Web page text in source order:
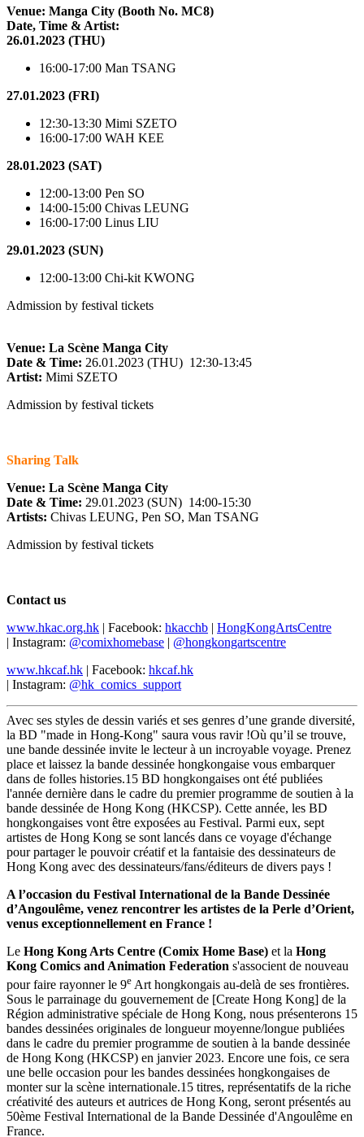
Venue: Manga City (Booth No. MC8)
Date, Time & Artist:
26.01.2023 (THU)
16:00-17:00 Man TSANG
27.01.2023 (FRI)
12:30-13:30 Mimi SZETO
16:00-17:00 WAH KEE
28.01.2023 (SAT)
12:00-13:00 Pen SO
14:00-15:00 Chivas LEUNG
16:00-17:00 Linus LIU
29.01.2023 (SUN)
12:00-13:00 Chi-kit KWONG
Admission by festival tickets
Venue: La Scène Manga City
Date & Time: 26.01.2023 (THU) 12:30-13:45
Artist: Mimi SZETO
Admission by festival tickets
Sharing Talk
Venue: La Scène Manga City
Date & Time: 29.01.2023 (SUN) 14:00-15:30
Artists: Chivas LEUNG, Pen SO, Man TSANG
Admission by festival tickets
Contact us
www.hkac.org.hk | Facebook: hkacchb | HongKongArtsCentre
| Instagram: @comixhomebase | @hongkongartscentre
www.hkcaf.hk | Facebook: hkcaf.hk
| Instagram: @hk_comics_support
Avec ses styles de dessin variés et ses genres d’une grande diversité,
la BD "made in Hong-Kong" saura vous ravir !Où qu’il se trouve,
une bande dessinée invite le lecteur à un incroyable voyage. Prenez
place et laissez la bande dessinée hongkongaise vous embarquer
dans de folles histories.15 BD hongkongaises ont été publiées
l'année dernière dans le cadre du premier programme de soutien à la
bande dessinée de Hong Kong (HKCSP). Cette année, les BD
hongkongaises vont être exposées au Festival. Parmi eux, sept
artistes de Hong Kong se sont lancés dans ce voyage d'échange
pour partager le pouvoir créatif et la fantaisie des dessinateurs de
Hong Kong avec des dessinateurs/fans/éditeurs de divers pays !
A l’occasion du Festival International de la Bande Dessinée
d’Angoulême, venez rencontrer les artistes de la Perle d’Orient,
venus exceptionnellement en France !
Le Hong Kong Arts Centre (Comix Home Base) et la Hong
Kong Comics and Animation Federation s'associent de nouveau
pour faire rayonner le 9e Art hongkongais au-delà de ses frontières.
Sous le parrainage du gouvernement de [Create Hong Kong] de la
Région administrative spéciale de Hong Kong, nous présenterons 15
bandes dessinées originales de longueur moyenne/longue publiées
dans le cadre du premier programme de soutien à la bande dessinée
de Hong Kong (HKCSP) en janvier 2023. Encore une fois, ce sera
une belle occasion pour les bandes dessinées hongkongaises de
monter sur la scène internationale.15 titres, représentatifs de la riche
créativité des auteurs et autrices de Hong Kong, seront présentés au
50ème Festival International de la Bande Dessinée d'Angoulême en
France.